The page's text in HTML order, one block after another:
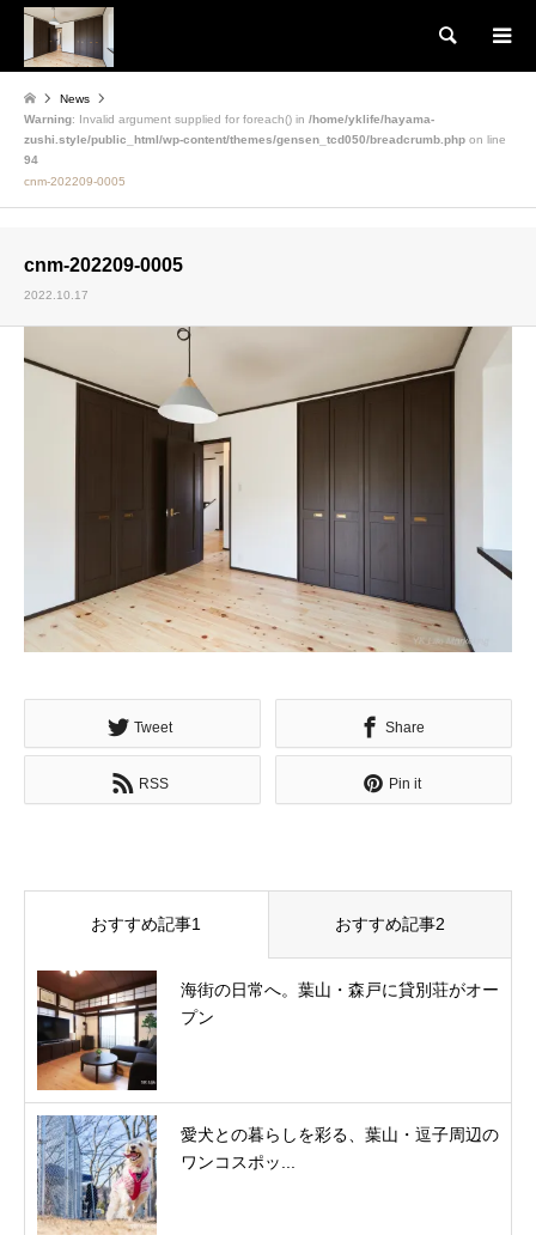
検索
News
Warning: Invalid argument supplied for foreach() in /home/yklife/hayama-
zushi.style/public_html/wp-content/themes/gensen_tcd050/breadcrumb.php on line
94
cnm-202209-0005
cnm-202209-0005
2022.10.17
Tweet Share
RSS Pin it
おすすめ記事1 おすすめ記事2
海街の日常へ。葉山・森戸に貸別荘がオー
プン
愛犬との暮らしを彩る、葉山・逗子周辺の
ワンコスポッ...